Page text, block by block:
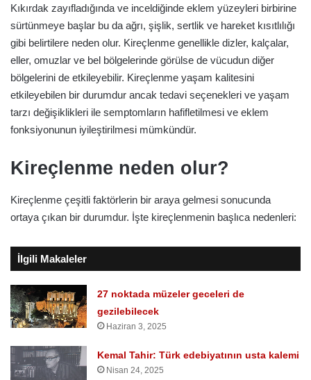
Kıkırdak zayıfladığında ve inceldiğinde eklem yüzeyleri birbirine
sürtünmeye başlar bu da ağrı, şişlik, sertlik ve hareket kısıtlılığı
gibi belirtilere neden olur. Kireçlenme genellikle dizler, kalçalar,
eller, omuzlar ve bel bölgelerinde görülse de vücudun diğer
bölgelerini de etkileyebilir. Kireçlenme yaşam kalitesini
etkileyebilen bir durumdur ancak tedavi seçenekleri ve yaşam
tarzı değişiklikleri ile semptomların hafifletilmesi ve eklem
fonksiyonunun iyileştirilmesi mümkündür.
Kireçlenme neden olur?
Kireçlenme çeşitli faktörlerin bir araya gelmesi sonucunda
ortaya çıkan bir durumdur. İşte kireçlenmenin başlıca nedenleri:
İlgili Makaleler
27 noktada müzeler geceleri de
gezilebilecek
Haziran 3, 2025
Kemal Tahir: Türk edebiyatının usta kalemi
Nisan 24, 2025